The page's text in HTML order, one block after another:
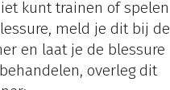
kunt trainen of spelen
meld je dit bij de
en laat je de blessure
overleg dit